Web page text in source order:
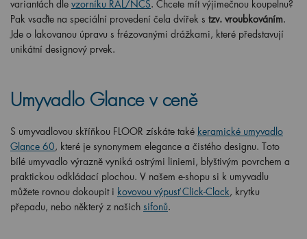
variantách dle vzorníku RAL/NCS. Chcete mít výjimečnou koupelnu?
Pak vsaďte na speciální provedení čela dvířek s tzv. vroubkováním.
Jde o lakovanou úpravu s frézovanými drážkami, které představují
unikátní designový prvek.
Umyvadlo Glance v ceně
S umyvadlovou skříňkou FLOOR získáte také keramické umyvadlo
Glance 60, které je synonymem elegance a čistého designu. Toto
bílé umyvadlo výrazně vyniká ostrými liniemi, blyštivým povrchem a
praktickou odkládací plochou. V našem e-shopu si k umyvadlu
můžete rovnou dokoupit i kovovou výpusť Click-Clack, krytku
přepadu, nebo některý z našich sifonů.